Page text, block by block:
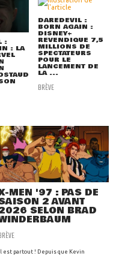
:
: LA
DAREDEVIL :
BORN AGAIN :
DISNEY+
REVENDIQUE 7,5
MILLIONS DE
SPECTATEURS
POUR LE
LANCEMENT DE
LA ...
BRÈVE
MEN '97 : PAS DE
2 AVANT
SELON BRAD
est partout ! Depuis que Kevin